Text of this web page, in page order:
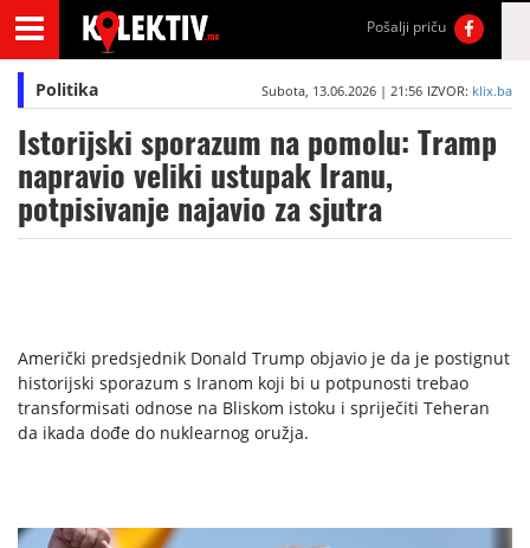
Pošalji priču
Politika Subota, 13.06.2026 | 21:56 IZVOR: klix.ba
Istorijski sporazum na pomolu: Tramp
napravio veliki ustupak Iranu,
potpisivanje najavio za sjutra
Američki predsjednik Donald Trump objavio je da je postignut
historijski sporazum s Iranom koji bi u potpunosti trebao
transformisati odnose na Bliskom istoku i spriječiti Teheran
da ikada dođe do nuklearnog oružja.